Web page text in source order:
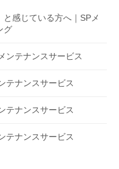
感じている方へ｜SPメ
グ
ンテナンスサービス
テナンスサービス
テナンスサービス
テナンスサービス